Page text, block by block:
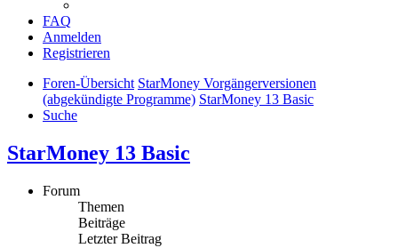
FAQ
Anmelden
Registrieren
Foren-Übersicht StarMoney Vorgängerversionen
(abgekündigte Programme) StarMoney 13 Basic
Suche
StarMoney 13 Basic
Forum
Themen
Beiträge
Letzter Beitrag